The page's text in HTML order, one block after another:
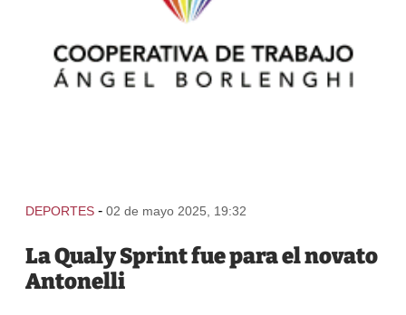
DEPORTES - 02 de mayo 2025, 19:32
La Qualy Sprint fue para el novato
Antonelli